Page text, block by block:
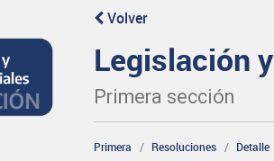
Volver
Legislación
Primera sección
Primera Resoluciones Detalle